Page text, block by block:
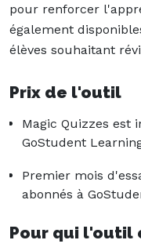
pour renforcer
également
élèves souhaitant
Prix de l'outil
Magic Quizzes est
GoStudent
Premier mois
abonnés à
Pour qui l'outil